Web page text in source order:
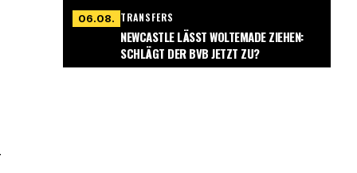
06.08. TRANSFERS
NEWCASTLE LÄSST WOLTEMADE ZIEHEN:
SCHLÄGT DER BVB JETZT ZU?